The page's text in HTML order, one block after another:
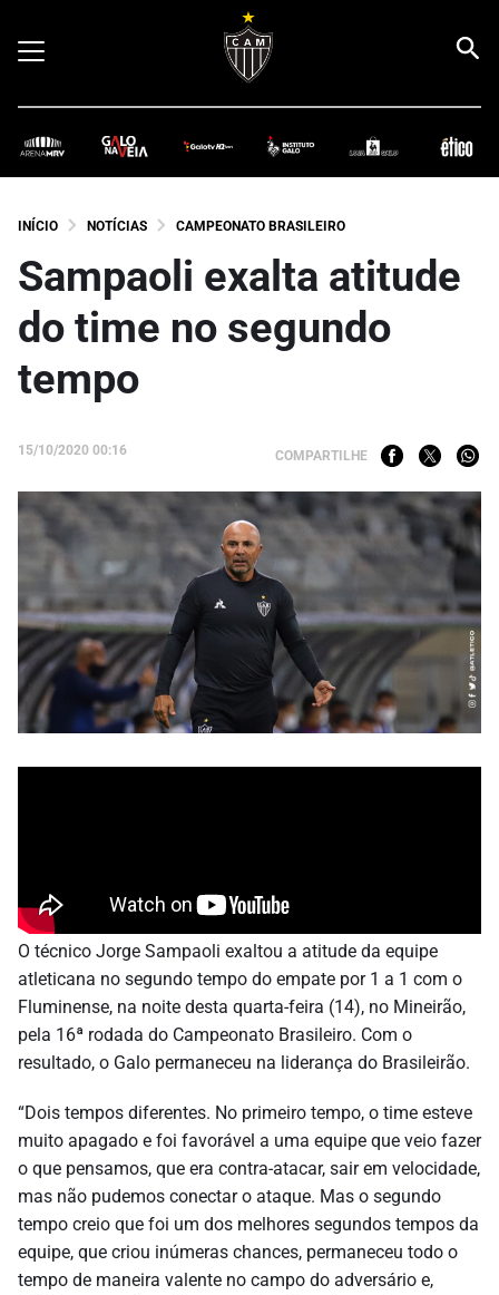
INÍCIO NOTÍCIAS CAMPEONATO BRASILEIRO
Sampaoli exalta atitude
do time no segundo
tempo
15/10/2020 00:16 COMPARTILHE
O técnico Jorge Sampaoli exaltou a atitude da equipe
atleticana no segundo tempo do empate por 1 a 1 com o
Fluminense, na noite desta quarta-feira (14), no Mineirão,
pela 16ª rodada do Campeonato Brasileiro. Com o
resultado, o Galo permaneceu na liderança do Brasileirão.
“Dois tempos diferentes. No primeiro tempo, o time esteve
muito apagado e foi favorável a uma equipe que veio fazer
o que pensamos, que era contra-atacar, sair em velocidade,
mas não pudemos conectar o ataque. Mas o segundo
tempo creio que foi um dos melhores segundos tempos da
equipe, que criou inúmeras chances, permaneceu todo o
tempo de maneira valente no campo do adversário e,